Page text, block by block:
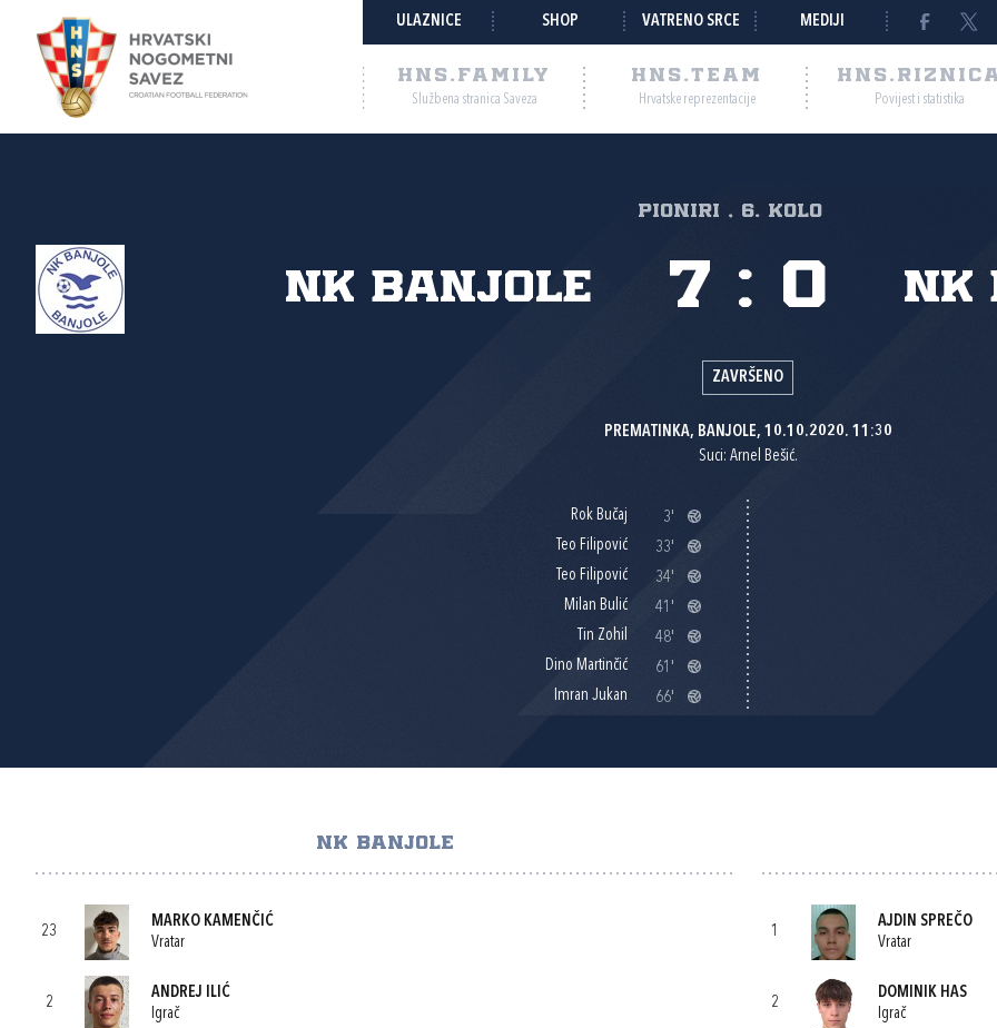
ULAZNICE SHOP VATRENO SRCE MEDIJI
HNS.FAMILY
Službena stranica Saveza
HNS.TEAM
Hrvatske reprezentacije Povijest i statistika
PIONIRI , 6. kolo
NK Banjole NK
7 : 0
ZAVRŠENO
PREMATINKA, BANJOLE, 10.10.2020. 11:30
Suci: Arnel Bešić.
Rok Bučaj
3'
Teo Filipović
33'
Teo Filipović
34'
Milan Bulić
41'
Tin Zohil
48'
Dino Martinčić
61'
Imran Jukan
66'
NK BANJOLE
23
MARKO KAMENČIĆ
Vratar
2
ANDREJ ILIĆ
Igrač
1
AJDIN SPREČO
Vratar
2
DOMINIK HAS
Igrač